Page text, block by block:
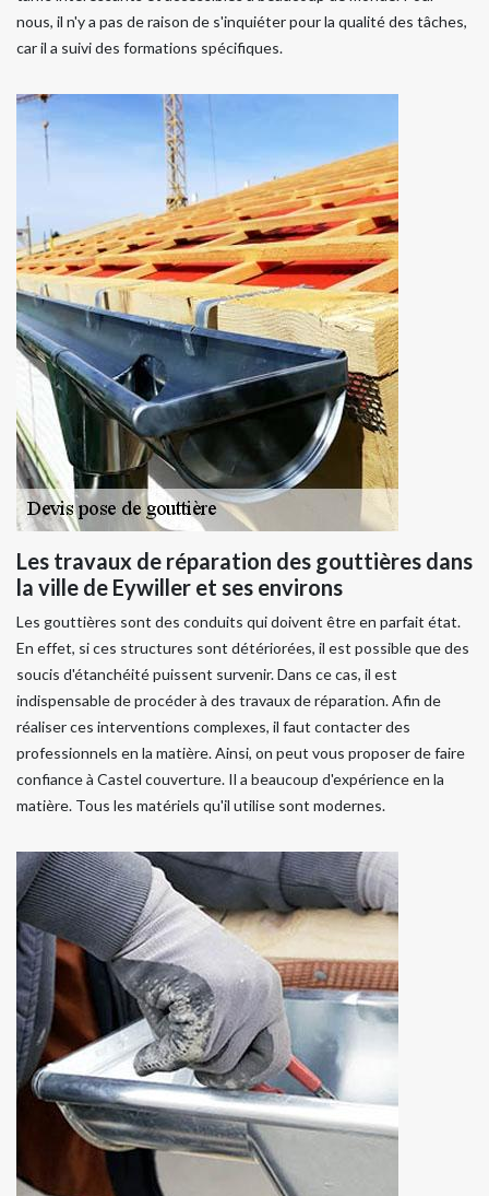
nous, il n'y a pas de raison de s'inquiéter pour la qualité des tâches,
car il a suivi des formations spécifiques.
Les travaux de réparation des gouttières dans
la ville de Eywiller et ses environs
Les gouttières sont des conduits qui doivent être en parfait état.
En effet, si ces structures sont détériorées, il est possible que des
soucis d'étanchéité puissent survenir. Dans ce cas, il est
indispensable de procéder à des travaux de réparation. Afin de
réaliser ces interventions complexes, il faut contacter des
professionnels en la matière. Ainsi, on peut vous proposer de faire
confiance à Castel couverture. Il a beaucoup d'expérience en la
matière. Tous les matériels qu'il utilise sont modernes.